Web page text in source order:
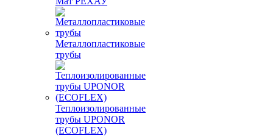
Металлопластиковые
трубы
Теплоизолированные
трубы UPONOR
(ECOFLEX)